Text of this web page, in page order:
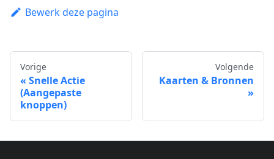
Bewerk deze pagina
Vorige
Snelle Actie
(Aangepaste
knoppen)
Volgende
Kaarten & Bronnen